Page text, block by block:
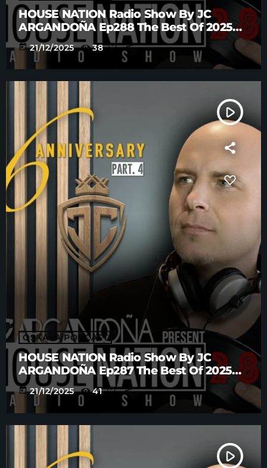
HOUSE NATION Radio Show By JC
ARGANDOÑA Ep288 The Best Of 2025
Anniversary Part. 5
today 21/12/2025 38
play_arrow
OSKANA PODCAST
HOUSE NATION Radio Show By JC
ARGANDOÑA Ep287 The Best Of 2025
Anniversary Part. 4
today 21/12/2025 41
play_arrow